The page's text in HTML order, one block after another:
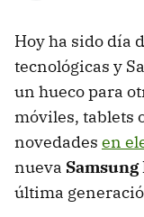
Hoy ha sido día
tecnológicas y
un hueco para
móviles, tablets
novedades en
nueva Samsung
última